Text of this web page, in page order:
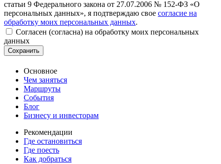
статьи 9 Федерального закона от 27.07.2006 № 152-ФЗ «О
персональных данных», я подтверждаю свое согласие на
обработку моих персональных данных.
Согласен (согласна) на обработку моих персональных
данных
Сохранить
Основное
Чем заняться
Маршруты
События
Блог
Бизнесу и инвесторам
Рекомендации
Где остановиться
Где поесть
Как добраться